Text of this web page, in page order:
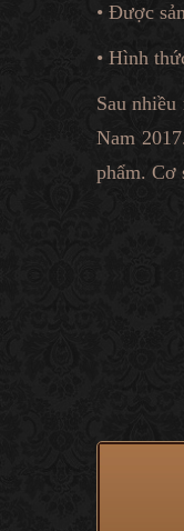
• Được
• Hình
Sau
Nam
phẩm. Cơ